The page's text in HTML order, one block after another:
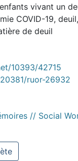
vivant un
COVID-19,
de deuil
10393/42715
ruor-26932
// Social